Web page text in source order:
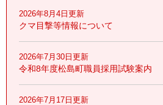
2026年8月4日更新
クマ目撃等情報について
2026年7月30日更新
令和8年度松島町職員採用試験案内
2026年7月17日更新